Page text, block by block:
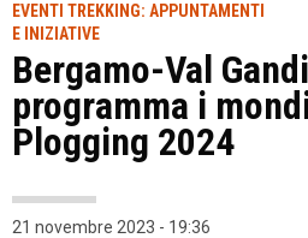
EVENTI TREKKING: APPUNTAMENTI
E INIZIATIVE
Bergamo-Val
programma i
Plogging 2024
21 novembre 2023 - 19:36